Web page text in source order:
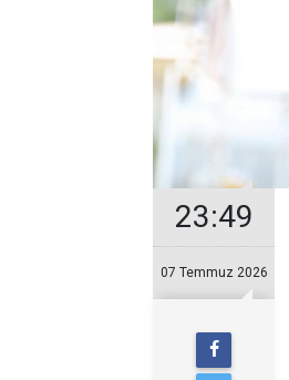
23:49
07 Temmuz 2026